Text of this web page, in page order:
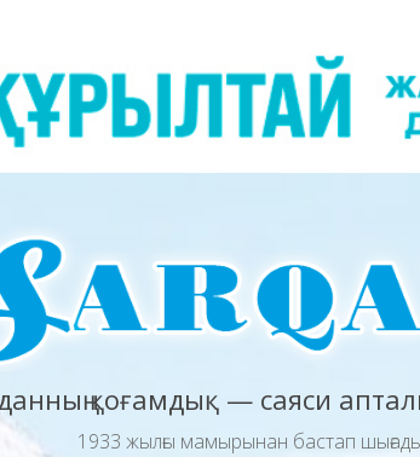
қоғамдық — саяси
1933 жылғы мамырынан бастап